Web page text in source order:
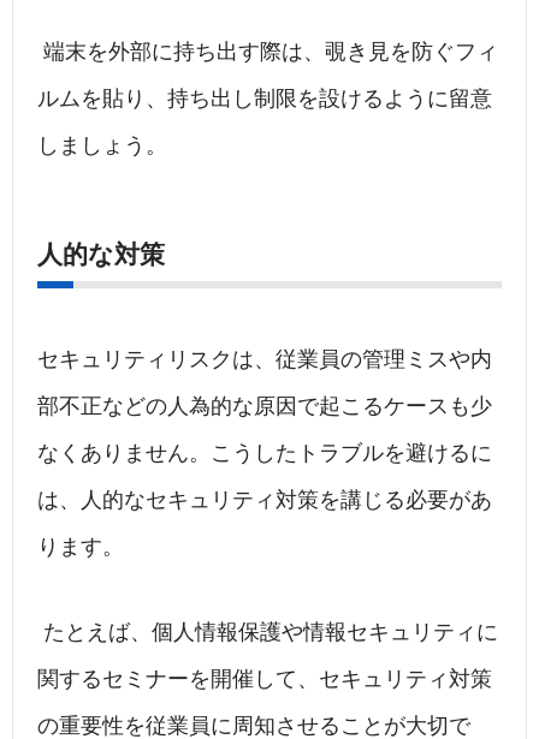
端末を外部に持ち出す際は、覗き見を防ぐフィ
ルムを貼り、持ち出し制限を設けるように留意
しましょう。
人的な対策
セキュリティリスクは、従業員の管理ミスや内
部不正などの人為的な原因で起こるケースも少
なくありません。こうしたトラブルを避けるに
は、人的なセキュリティ対策を講じる必要があ
ります。
たとえば、個人情報保護や情報セキュリティに
関するセミナーを開催して、セキュリティ対策
の重要性を従業員に周知させることが大切で